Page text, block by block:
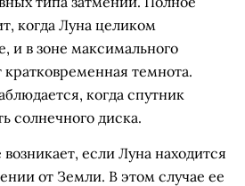
когда Луна целиком
и в зоне максимального
темнота.
когда спутник
солнечного диска.
если Луна находится
от Земли. В этом случае ее